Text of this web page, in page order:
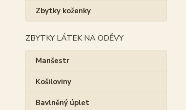
Zbytky koženky
ZBYTKY LÁTEK NA ODĚVY
Manšestr
Košiloviny
Bavlněný úplet